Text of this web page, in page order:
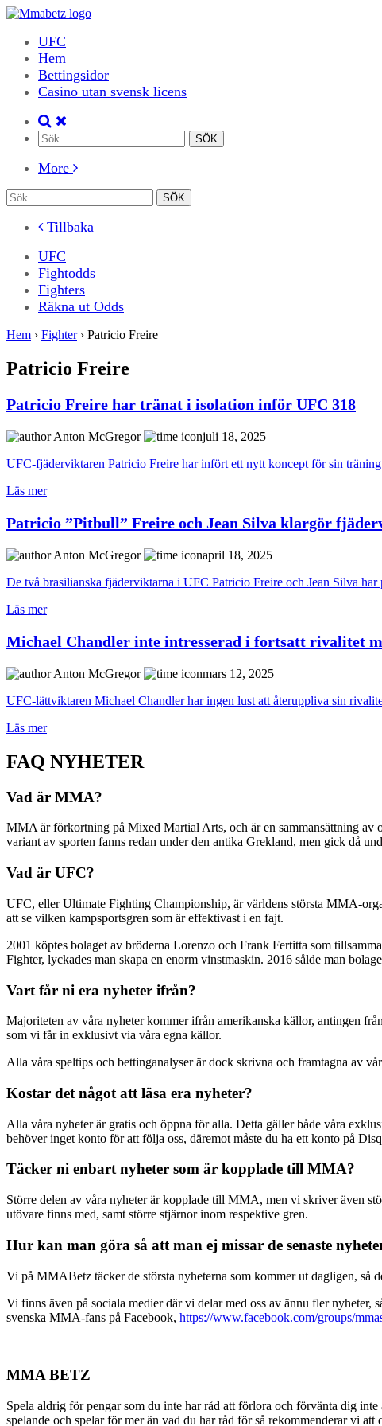
UFC
Hem
Bettingsidor
Casino utan svensk licens
More
Tillbaka
UFC
Fightodds
Fighters
Räkna ut Odds
Hem › Fighter › Patricio Freire
Patricio Freire
Patricio Freire har tränat i isolation inför UFC 318
Anton McGregor
juli 18, 2025
UFC-fjäderviktaren Patricio Freire har infört ett nytt koncept för sin
Läs mer
Patricio ”Pitbull” Freire och Jean Silva klargör
Anton McGregor
april 18, 2025
De två brasilianska fjäderviktarna i UFC Patricio Freire och Jean Silva
Läs mer
Michael Chandler inte intresserad i fortsatt rivalitet
Anton McGregor
mars 12, 2025
UFC-lättviktaren Michael Chandler har ingen lust att återuppliva sin
Läs mer
FAQ NYHETER
Vad är MMA?
MMA är förkortning på Mixed Martial Arts, och är en sammansättning av
variant av sporten fanns redan under den antika Grekland, men gick då
Vad är UFC?
UFC, eller Ultimate Fighting Championship, är världens största MMA-
att se vilken kampsportsgren som är effektivast i en fajt.
2001 köptes bolaget av bröderna Lorenzo och Frank Fertitta som
Fighter, lyckades man skapa en enorm vinstmaskin. 2016 sålde man
Vart får ni era nyheter ifrån?
Majoriteten av våra nyheter kommer ifrån amerikanska källor, antingen
som vi får in exklusivt via våra egna källor.
Alla våra speltips och bettinganalyser är dock skrivna och framtagna av
Kostar det något att läsa era nyheter?
Alla våra nyheter är gratis och öppna för alla. Detta gäller både våra
behöver inget konto för att följa oss, däremot måste du ha ett konto på
Täcker ni enbart nyheter som är kopplade till MMA?
Större delen av våra nyheter är kopplade till MMA, men vi skriver även
utövare finns med, samt större stjärnor inom respektive gren.
Hur kan man göra så att man ej missar de senaste
Vi på MMABetz täcker de största nyheterna som kommer ut dagligen, så
Vi finns även på sociala medier där vi delar med oss av ännu fler nyheter,
svenska MMA-fans på Facebook, https://www.facebook.com/groups/
MMA BETZ
Spela aldrig för pengar som du inte har råd att förlora och förvänta dig
spelande och spelar för mer än vad du har råd för så rekommenderar vi att